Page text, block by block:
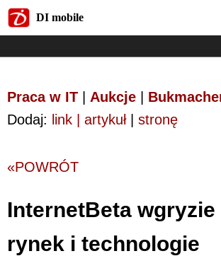
DI mobile
Praca w IT Aukcje
Dodaj: link | artykuł| stronę
«POWRÓT
InternetBeta wgryzie
rynek i technologie
DI mobile